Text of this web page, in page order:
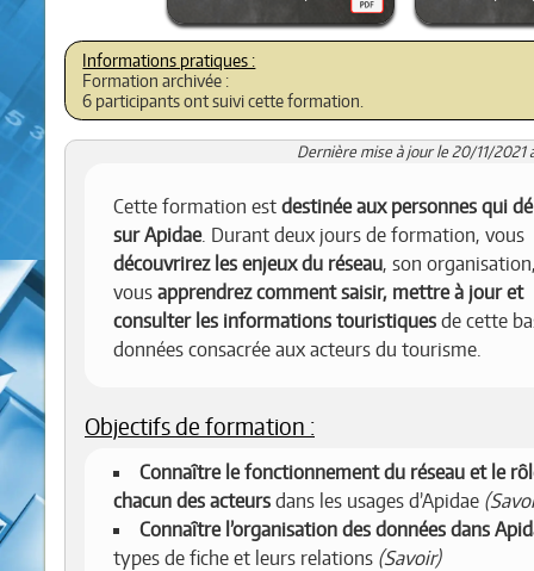
Formation archivée :
6 participants ont suivi cette formation.
Dernière mise à jour le 20/11/2021
Cette formation est destinée aux personnes qui
sur Apidae. Durant deux jours de formation, vous
découvrirez les enjeux du réseau, son
vous apprendrez comment saisir, mettre à jour et
consulter les informations touristiques de cette
données consacrée aux acteurs du tourisme.
Objectifs de formation :
Connaître le fonctionnement du réseau et le
chacun des acteurs dans les usages d’Apidae
Connaître l’organisation des données dans
types de fiche et leurs relations (Savoir)